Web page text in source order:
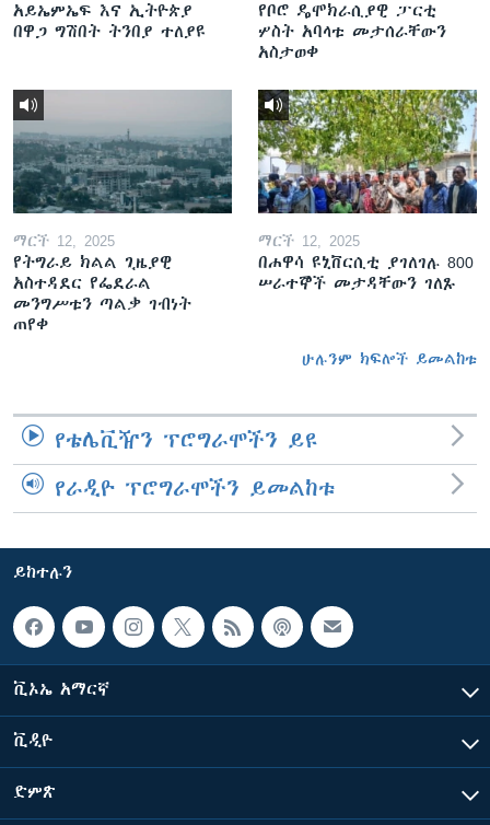
አይኤምኤፍ እና ኢትዮጵያ
በዋጋ ግሽበት ትንበያ ተለያዩ
የቦሮ ዴሞክራሲያዊ ፓርቲ
ሦስት አባላቱ መታሰራቸውን
አስታወቀ
ማርች 12, 2025
የትግራይ ክልል ጊዜያዊ
አስተዳደር የፌደራል
መንግሥቱን ጣልቃ ገብነት
ጠየቀ
ማርች 12, 2025
በሐዋሳ ዩኒቨርሲቲ ያገለገሉ 800
ሠራተኞች መታዳቸውን ገለጹ
ሁሉንም ክፍሎች ይመልከቱ
የቴሌቪዥን ፕሮግራሞችን ይዩ
የራዲዮ ፕሮግራሞችን ይመልከቱ
ይከተሉን
ቪኦኤ አማርኛ
ቪዲዮ
ድምጽ